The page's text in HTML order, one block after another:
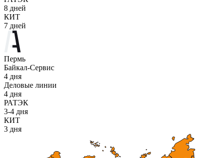
8 дней
КИТ
7 дней
Пермь
Байкал-Сервис
4 дня
Деловые линии
4 дня
РАТЭК
3-4 дня
КИТ
3 дня